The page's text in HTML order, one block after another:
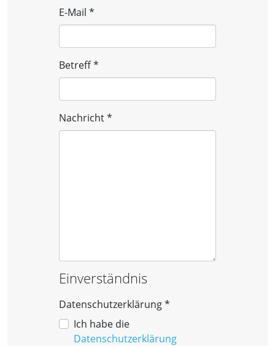
E-Mail *
Betreff*
Nachricht*
Einverständnis
Datenschutzerklärung*
Datenschutzerklärung
Ich habe die
Datenschutzerklärung